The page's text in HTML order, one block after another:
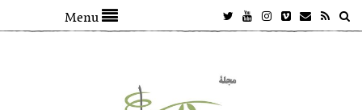
Menu